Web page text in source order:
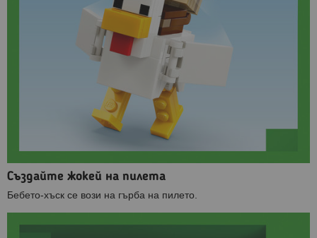
Създайте жокей на пилета
Бебето-хъск се вози на гърба на пилето.